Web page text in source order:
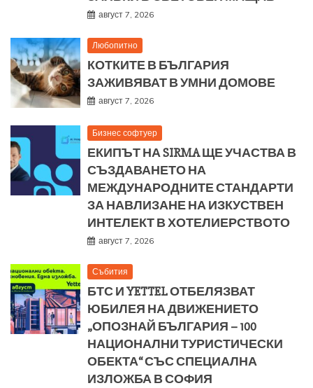
август 7, 2026
Любопитно
КОТКИТЕ В БЪЛГАРИЯ
ЗАЖИВЯВАТ В УМНИ ДОМОВЕ
август 7, 2026
Бизнес софтуер
ЕКИПЪТ НА SIRMA ЩЕ УЧАСТВА В
СЪЗДАВАНЕТО НА
МЕЖДУНАРОДНИТЕ СТАНДАРТИ
ЗА НАВЛИЗАНЕ НА ИЗКУСТВЕН
ИНТЕЛЕКТ В ХОТЕЛИЕРСТВОТО
август 7, 2026
Събития
БТС И YETTEL ОТБЕЛЯЗВАТ
ЮБИЛЕЯ НА ДВИЖЕНИЕТО
„ОПОЗНАЙ БЪЛГАРИЯ – 100
НАЦИОНАЛНИ ТУРИСТИЧЕСКИ
ОБЕКТА“ СЪС СПЕЦИАЛНА
ИЗЛОЖБА В СОФИЯ